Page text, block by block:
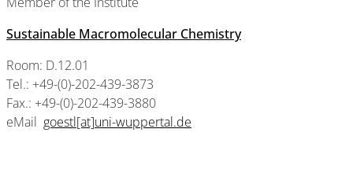
Sustainable Macromolecular Chemistry
Room: D.12.01
Tel.: +49-(0)-202-439-3873
Fax.: +49-(0)-202-439-3880
eMail goestl[at]uni-wuppertal.de